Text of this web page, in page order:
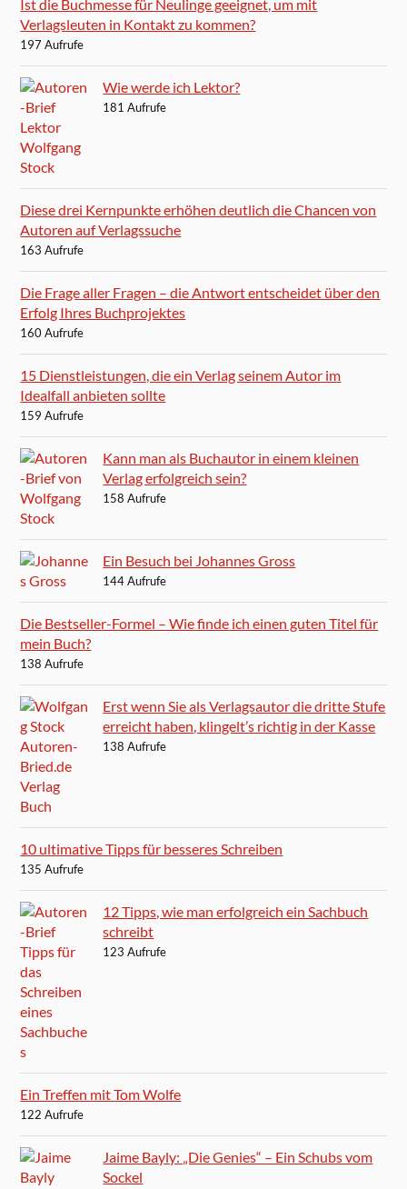
Ist die Buchmesse für Neulinge geeignet, um mit
Verlagsleuten in Kontakt zu kommen?
197 Aufrufe
Wie werde ich Lektor?
181 Aufrufe
Diese drei Kernpunkte erhöhen deutlich die Chancen von
Autoren auf Verlagssuche
163 Aufrufe
Die Frage aller Fragen – die Antwort entscheidet über den
Erfolg Ihres Buchprojektes
160 Aufrufe
15 Dienstleistungen, die ein Verlag seinem Autor im
Idealfall anbieten sollte
159 Aufrufe
Kann man als Buchautor in einem kleinen
Verlag erfolgreich sein?
158 Aufrufe
Ein Besuch bei Johannes Gross
144 Aufrufe
Die Bestseller-Formel – Wie finde ich einen guten Titel für
mein Buch?
138 Aufrufe
Erst wenn Sie als Verlagsautor die dritte Stufe
erreicht haben, klingelt’s richtig in der Kasse
138 Aufrufe
10 ultimative Tipps für besseres Schreiben
135 Aufrufe
12 Tipps, wie man erfolgreich ein Sachbuch
schreibt
123 Aufrufe
Ein Treffen mit Tom Wolfe
122 Aufrufe
Jaime Bayly: „Die Genies“ – Ein Schubs vom
Sockel